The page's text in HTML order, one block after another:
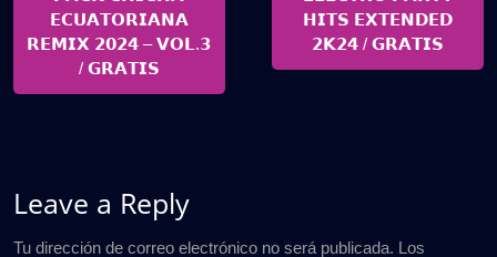
𝗘𝗖𝗨𝗔𝗧𝗢𝗥𝗜𝗔𝗡𝗔
𝗥𝗘𝗠𝗜𝗫 𝟮𝟬𝟮𝟰 – 𝗩𝗢𝗟.𝟯
/ 𝗚𝗥𝗔𝗧𝗜𝗦
𝗛𝗜𝗧𝗦 𝗘𝗫𝗧𝗘𝗡𝗗𝗘𝗗
𝟮𝗞𝟮𝟰 / 𝗚𝗥𝗔𝗧𝗜𝗦
Leave a Reply
Tu dirección de correo electrónico no será publicada. Los